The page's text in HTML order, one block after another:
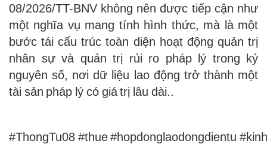
08/2026/TT-BNV không nên được tiếp cận như
một nghĩa vụ mang tính hình thức, mà là một
bước tái cấu trúc toàn diện hoạt động quản trị
nhân sự và quản trị rủi ro pháp lý trong kỷ
nguyên số, nơi dữ liệu lao động trở thành một
tài sản pháp lý có giá trị lâu dài..
#ThongTu08 #thue #hopdonglaodongdientu